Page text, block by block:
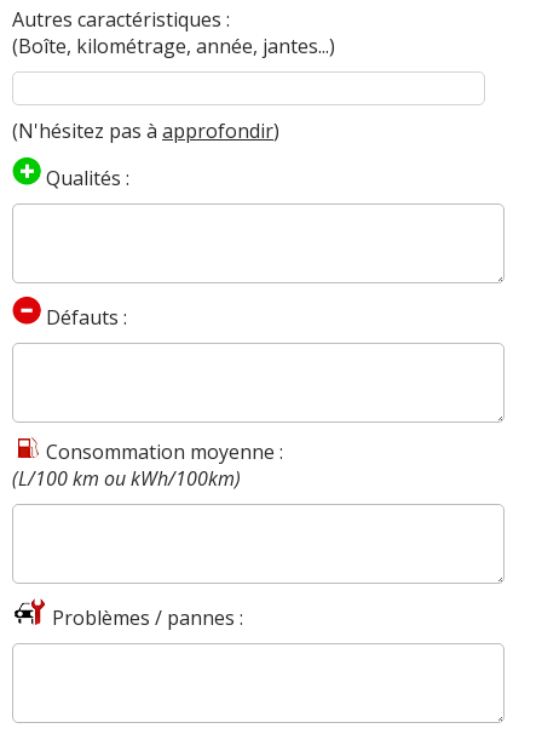
Autres caractéristiques :
(Boîte, kilométrage, année, jantes...)
(N'hésitez pas à approfondir)
Qualités :
Défauts :
Consommation moyenne :
(L/100 km ou kWh/100km)
Problèmes / pannes :